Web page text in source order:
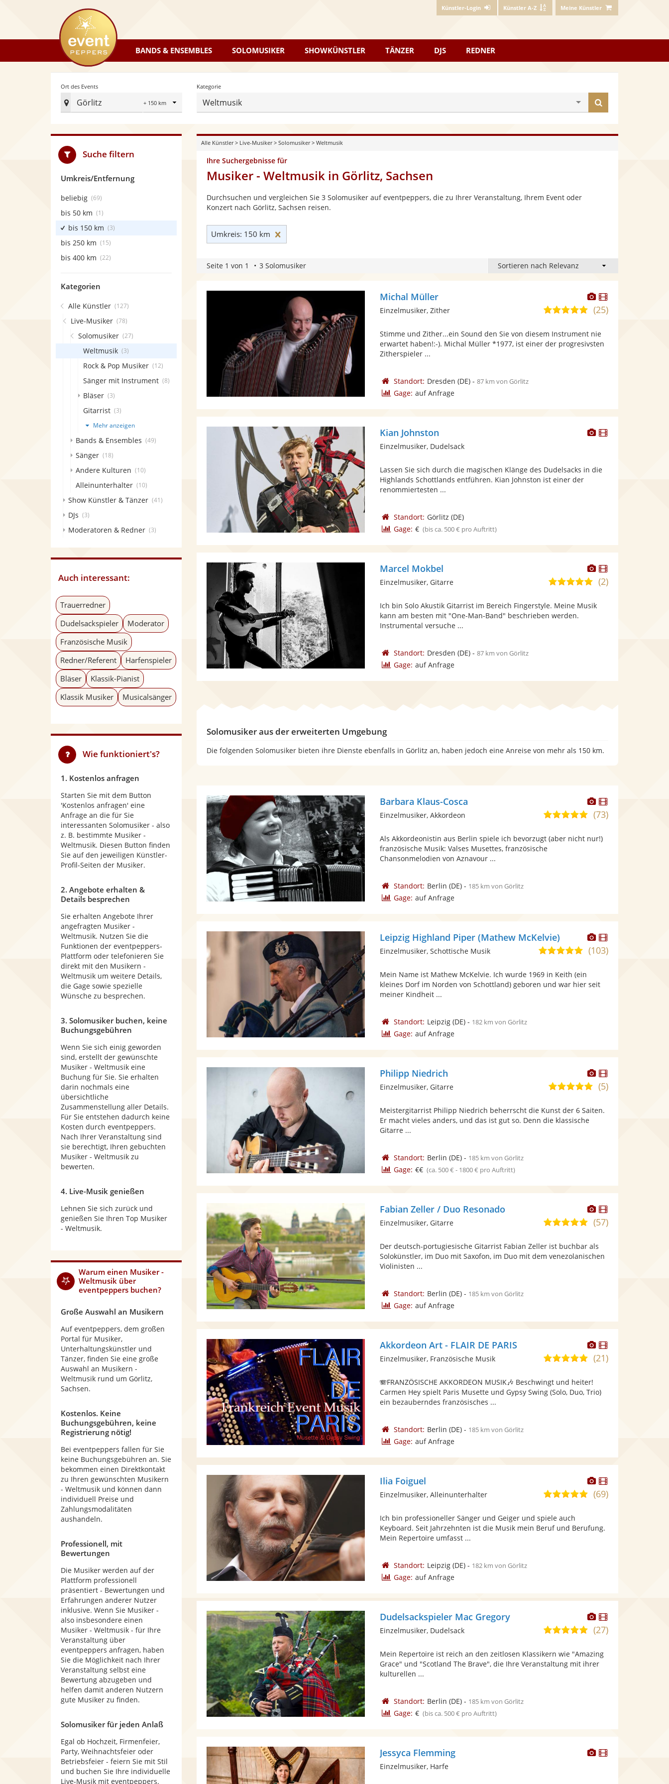
Künstler-Login Künstler A-Z Meine Künstler
eventpeppers
BANDS & ENSEMBLES SOLOMUSIKER SHOWKÜNSTLER TÄNZER DJS REDNER
Ort des Events
Görlitz
Radius
Ort
Events
festlegen
Kategorie
Weltmusik
finden
Alle Künstler> Live-Musiker> Solomusiker> Weltmusik
Ihre Suchergebnisse für
Musiker - Weltmusik in Görlitz, Sachsen
Durchsuchen und vergleichen Sie 3 Solomusiker auf eventpeppers, die zu Ihrer Veranstaltung, Ihrem Event oder
Konzert nach Görlitz, Sachsen reisen.
Umkreis: 150 km
Seite 1 von 1 3 Solomusiker
Dieser
Künstler
stellt
Fotos
bereit.
Dieser
Künstler
Michal Müller
4,9
5
Sternen
(25)
Einzelmusiker, Zither
Stimme und Zither...ein Sound den Sie von diesem Instrument nie
erwartet haben!:-). Michal Müller *1977, ist einer der progresivsten
Zitherspieler ...
Standort: Dresden (DE)- 87 km von Görlitz
Gage: auf Anfrage
Dieser
Fotos
bereit.
Dieser
Kian Johnston
Einzelmusiker, Dudelsack
Lassen Sie sich durch die magischen Klänge des Dudelsacks in die
Highlands Schottlands entführen. Kian Johnston ist einer der
renommiertesten ...
Standort: Görlitz (DE)
Gage: € (bis ca. 500 € pro Auftritt)
Dieser
Künstler
stellt
bereit.
Dieser
Künstler
Marcel Mokbel
5,0
5
(2)
Einzelmusiker, Gitarre
Ich bin Solo Akustik Gitarrist im Bereich Fingerstyle. Meine Musik
kann am besten mit "One-Man-Band" beschrieben werden.
Instrumental versuche ...
Standort: Dresden (DE)- 87 km von Görlitz
Gage: auf Anfrage
Solomusiker aus der erweiterten Umgebung
Die folgenden Solomusiker bieten ihre Dienste ebenfalls in Görlitz an, haben jedoch eine Anreise von mehr als 150 km.
Dieser
Künstler
stellt
bereit.
Dieser
Künstler
Barbara Klaus-Cosca
5,0
5
(73)
Einzelmusiker, Akkordeon
Als Akkordeonistin aus Berlin spiele ich bevorzugt (aber nicht nur!)
französische Musik: Valses Musettes, französische
Chansonmelodien von Aznavour ...
Standort: Berlin (DE)- 185 km von Görlitz
Gage: auf Anfrage
Dieser
Künstler
stellt
bereit.
Dieser
Künstler
Leipzig Highland Piper (Mathew McKelvie)
5,0
5
Sternen
(103)
Einzelmusiker, Schottische Musik
Mein Name ist Mathew McKelvie. Ich wurde 1969 in Keith (ein
kleines Dorf im Norden von Schottland) geboren und war hier seit
meiner Kindheit ...
Standort: Leipzig(DE)- 182 km von Görlitz
Gage: auf Anfrage
Dieser
Künstler
stellt
bereit.
Dieser
Künstler
Philipp Niedrich
5,0
5
(5)
Einzelmusiker, Gitarre
Meistergitarrist Philipp Niedrich beherrscht die Kunst der 6 Saiten.
Er macht vieles anders, und das ist gut so. Denn die klassische
Gitarre ...
Standort: Berlin (DE)- 185 km von Görlitz
Gage: €€ (ca. 500 € - 1800 € pro Auftritt)
Dieser
Künstler
stellt
bereit.
Dieser
Künstler
Fabian Zeller / Duo Resonado
5,0
5
Sternen
(57)
Einzelmusiker, Gitarre
Der deutsch-portugiesische Gitarrist Fabian Zeller ist buchbar als
Solokünstler, im Duo mit Saxofon, im Duo mit dem venezolanischen
Violinisten ...
Standort: Berlin (DE)- 185 km von Görlitz
Gage: auf Anfrage
Dieser
Künstler
stellt
bereit.
Dieser
Künstler
Akkordeon Art - FLAIR DE PARIS
5,0
5
Sternen
(21)
Einzelmusiker, Französische Musik
🪗FRANZÖSISCHE AKKORDEON MUSIK🎶 Beschwingt und heiter!
Carmen Hey spielt Paris Musette und Gypsy Swing (Solo, Duo, Trio)
ein bezauberndes französisches ...
Standort: Berlin (DE)- 185 km von Görlitz
Gage: auf Anfrage
Dieser
Künstler
stellt
Dieser
Künstler
Ilia Foiguel
4,9
Sternen
(69)
Einzelmusiker, Alleinunterhalter
Ich bin professioneller Sänger und Geiger und spiele auch
Keyboard. Seit Jahrzehnten ist die Musik mein Beruf und Berufung.
Mein Repertoire umfasst ...
Standort: Leipzig(DE)- 182 km von Görlitz
Gage: auf Anfrage
Dieser
Künstler
stellt
bereit.
Dieser
Künstler
Dudelsackspieler Mac Gregory
5,0
5
Sternen
(27)
Einzelmusiker, Dudelsack
Mein Repertoire ist reich an den zeitlosen Klassikern wie "Amazing
Grace" und "Scotland The Brave", die Ihre Veranstaltung mit ihrer
kulturellen ...
Standort: Berlin (DE)- 185 km von Görlitz
Gage: € (bis ca. 500 € pro Auftritt)
DieserDieser
Jessyca Flemming
Einzelmusiker, Harfe
Suche filtern
Umkreis/Entfernung
beliebig (69)
bis 50 km (1)
bis 150 km (3)
bis 250 km (15)
bis 400 km (22)
Kategorien
Alle Künstler (127)
Live-Musiker (78)
Solomusiker (27)
Weltmusik (3)
Rock & Pop Musiker (12)
Sänger mit Instrument (8)
Bläser (3)
Gitarrist (3)
Mehr anzeigen
Bands & Ensembles (49)
Sänger (18)
Andere Kulturen (10)
Alleinunterhalter (10)
Show Künstler & Tänzer (41)
DJs (3)
Moderatoren & Redner (3)
Auch interessant:
Trauerredner
Dudelsackspieler
Moderator
Französische Musik
Redner/Referent
Harfenspieler
Bläser
Klassik-Pianist
Klassik Musiker
Musicalsänger
Wie funktioniert's?
1. Kostenlos anfragen
Starten Sie mit dem Button
'Kostenlos anfragen' eine
Anfrage an die für Sie
interessanten Solomusiker - also
z. B. bestimmte Musiker -
Weltmusik. Diesen Button finden
Sie auf den jeweiligen Künstler-
Profil-Seiten der Musiker.
2. Angebote erhalten &
Details besprechen
Sie erhalten Angebote Ihrer
angefragten Musiker -
Weltmusik. Nutzen Sie die
Funktionen der eventpeppers-
Plattform oder telefonieren Sie
direkt mit den Musikern -
Weltmusik um weitere Details,
die Gage sowie spezielle
Wünsche zu besprechen.
3. Solomusiker buchen, keine
Buchungsgebühren
Wenn Sie sich einig geworden
sind, erstellt der gewünschte
Musiker - Weltmusik eine
Buchung für Sie. Sie erhalten
darin nochmals eine
übersichtliche
Zusammenstellung aller Details.
Für Sie entstehen dadurch keine
Kosten durch eventpeppers.
Nach Ihrer Veranstaltung sind
sie berechtigt, Ihren gebuchten
Musiker - Weltmusik zu
bewerten.
4. Live-Musik genießen
Lehnen Sie sich zurück und
genießen Sie Ihren Top Musiker
- Weltmusik.
Warum einen Musiker -
Weltmusik über
eventpeppers buchen?
Große Auswahl an Musikern
Auf eventpeppers, dem großen
Portal für Musiker,
Unterhaltungskünstler und
Tänzer, finden Sie eine große
Auswahl an Musikern -
Weltmusik rund um Görlitz,
Sachsen.
Kostenlos. Keine
Buchungsgebühren, keine
Registrierung nötig!
Bei eventpeppers fallen für Sie
keine Buchungsgebühren an. Sie
bekommen einen Direktkontakt
zu Ihren gewünschten Musikern
- Weltmusik und können dann
individuell Preise und
Zahlungsmodalitäten
aushandeln.
Professionell, mit
Bewertungen
Die Musiker werden auf der
Plattform professionell
präsentiert - Bewertungen und
Erfahrungen anderer Nutzer
inklusive. Wenn Sie Musiker -
also insbesondere einen
Musiker - Weltmusik - für Ihre
Veranstaltung über
eventpeppers anfragen, haben
Sie die Möglichkeit nach Ihrer
Veranstaltung selbst eine
Bewertung abzugeben und
helfen damit anderen Nutzern
gute Musiker zu finden.
Solomusiker für jeden Anlaß
Egal ob Hochzeit, Firmenfeier,
Party, Weihnachtsfeier oder
Betriebsfeier - feiern Sie mit Stil
und buchen Sie Ihre individuelle
Live-Musik mit eventpeppers.